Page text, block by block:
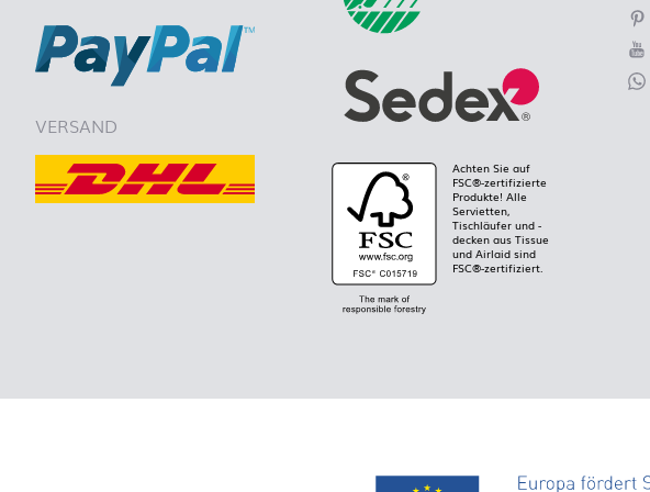
VERSAND
Achten Sie auf
FSC®-zertifizierte
Produkte! Alle
Servietten,
Tischläufer und -
decken aus Tissue
und Airlaid sind
FSC®-zertifiziert.